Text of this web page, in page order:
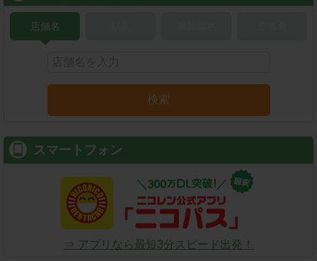
店舗名
検索
スマートフォン
⇒ アプリなら最短3分スピード出発！